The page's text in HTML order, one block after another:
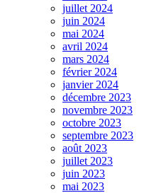
juillet 2024
juin 2024
mai 2024
avril 2024
mars 2024
février 2024
janvier 2024
décembre 2023
novembre 2023
octobre 2023
septembre 2023
août 2023
juillet 2023
juin 2023
mai 2023